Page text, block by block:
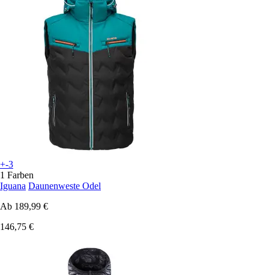
+-3
1 Farben
Iguana Daunenweste Odel
Ab 189,99 €
146,75 €